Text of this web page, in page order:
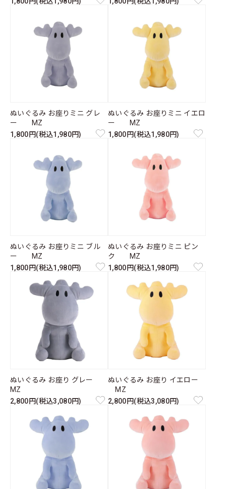
ぬいぐるみ お座りミニ グレ
ー MZ
1,800円(税込1,980円)
ぬいぐるみ お座りミニ イエロ
ー MZ
1,800円(税込1,980円)
ぬいぐるみ お座りミニ ブル
ー MZ
1,800円(税込1,980円)
ぬいぐるみ お座りミニ ピン
ク MZ
1,800円(税込1,980円)
ぬいぐるみ お座り グレー
MZ
2,800円(税込3,080円)
ぬいぐるみ お座り イエロー
MZ
2,800円(税込3,080円)